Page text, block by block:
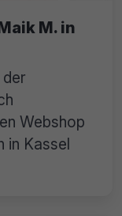
M. in
Webshop
in Kassel